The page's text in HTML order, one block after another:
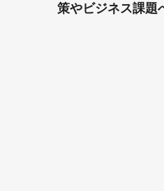
策やビジネス課題